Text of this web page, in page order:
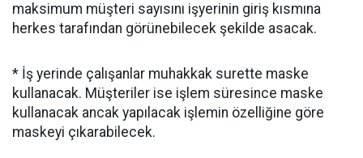
maksimum müşteri sayısını işyerinin giriş kısmına
herkes tarafından görünebilecek şekilde asacak.
* İş yerinde çalışanlar muhakkak surette maske
kullanacak. Müşteriler ise işlem süresince maske
kullanacak ancak yapılacak işlemin özelliğine göre
maskeyi çıkarabilecek.